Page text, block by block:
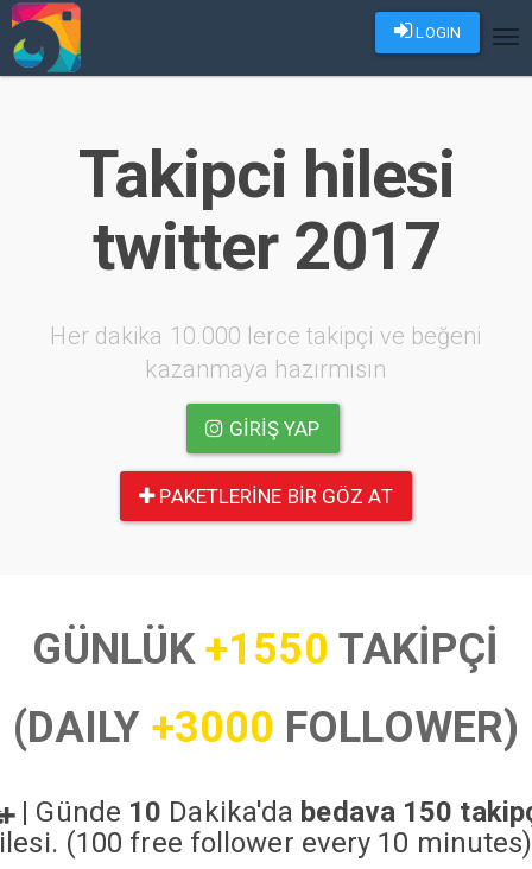
LOGIN
Takipci hilesi
twitter 2017
Her dakika 10.000 lerce takipçi ve beğeni
kazanmaya hazırmısın
GIRIŞ YAP
PAKETLERINE BIR GÖZ AT
GÜNLÜK+1550 TAKİPÇİ
(DAILY +3000 FOLLOWER)
| Günde 10 Dakika'da bedava 150
(100 free follower every 10 minutes)